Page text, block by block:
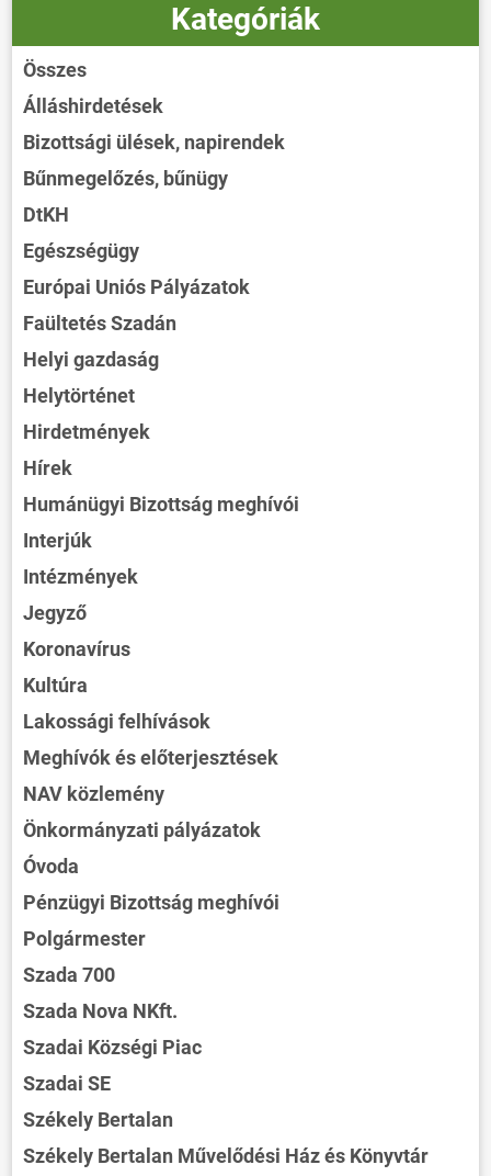
Kategóriák
Összes
Álláshirdetések
Bizottsági ülések, napirendek
Bűnmegelőzés, bűnügy
DtKH
Egészségügy
Európai Uniós Pályázatok
Faültetés Szadán
Helyi gazdaság
Helytörténet
Hirdetmények
Hírek
Humánügyi Bizottság meghívói
Interjúk
Intézmények
Jegyző
Koronavírus
Kultúra
Lakossági felhívások
Meghívók és előterjesztések
NAV közlemény
Önkormányzati pályázatok
Óvoda
Pénzügyi Bizottság meghívói
Polgármester
Szada 700
Szada Nova NKft.
Szadai Községi Piac
Szadai SE
Székely Bertalan
Székely Bertalan Művelődési Ház és Könyvtár